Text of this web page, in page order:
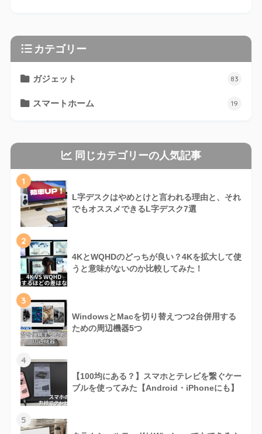
カテゴリー
ガジェット 83
スマートホーム 19
同じカテゴリーの人気記事
1
L字デスクはやめとけと言われる理由と、それ
でもオススメできるL字デスク7選
2
4KとWQHDのどっちが良い？4Kを拡大して使
うと意味がないのか比較してみた！
3
WindowsとMacを切り替えつつ2台併用する
ための周辺機器5つ
4
【100均にある？】スマホとテレビを繋ぐケー
ブルを使ってみた【Android・iPhoneにも】
5